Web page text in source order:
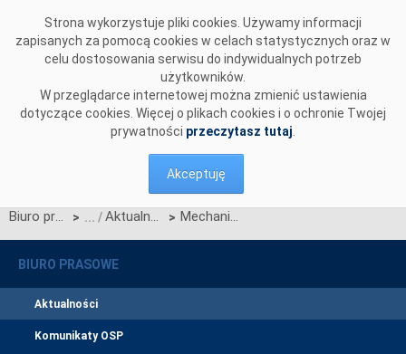
Strona wykorzystuje pliki cookies. Używamy informacji
zapisanych za pomocą cookies w celach statystycznych oraz w
celu dostosowania serwisu do indywidualnych potrzeb
użytkowników.
W przeglądarce internetowej można zmienić ustawienia
dotyczące cookies. Więcej o plikach cookies i o ochronie Twojej
prywatności przeczytasz tutaj
Akceptuję
Biuro prasowe > Aktualności > Mechanizm Interim Coupling zostanie wprowadzony do końca przyszłego roku
BIURO PRASOWE
Aktualności
Komunikaty OSP